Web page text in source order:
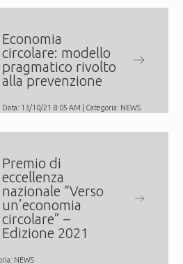
Economia
circolare: modello
pragmatico rivolto
alla prevenzione
Data: 13/10/21 8:05 AM | Categoria: NEWS
Premio di
eccellenza
nazionale “Verso
un’economia
circolare” –
Edizione 2021
NEWS